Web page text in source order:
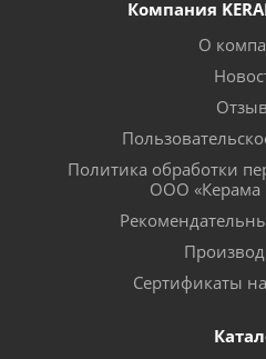
Компания
О
Политика обработки
ООО «Керама
Сертификаты